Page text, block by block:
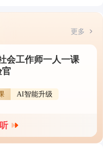
更多
会工作师一人一课
AI智能升级